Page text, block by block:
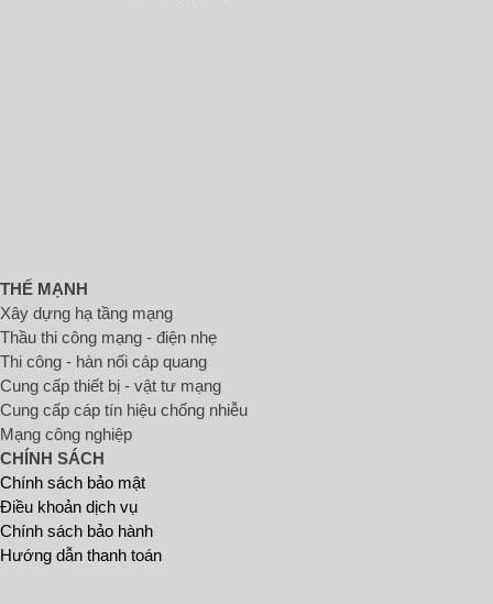
THẾ MẠNH
Xây dựng hạ tầng mạng
Thầu thi công mạng - điện nhẹ
Thi công - hàn nối cáp quang
Cung cấp thiết bị - vật tư mạng
Cung cấp cáp tín hiệu chống nhiễu
Mạng công nghiệp
CHÍNH SÁCH
Chính sách bảo mật
Điều khoản dịch vụ
Chính sách bảo hành
Hướng dẫn thanh toán